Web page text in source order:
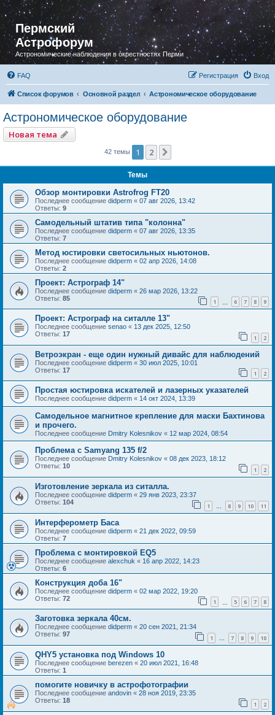
Пермский
Астрофорум
Астрономические наблюдения в окрестностях Перми
FAQ Вход
Регистрация
Список форумов Основной раздел Астрономическое оборудование
Астрономическое оборудование
Новая тема
42 темы 1 2
Темы
Обзор монтировки Astrofrog FT20
Последнее сообщение didperm « 07 авг 2026, 13:42
Ответы: 9
Самодельный штатив типа "колонна"
Последнее сообщение didperm « 07 авг 2026, 13:35
Ответы: 7
Метод юстировки светосильных ньютонов.
Последнее сообщение didperm « 02 апр 2026, 14:08
Ответы: 2
Проект: Астрограф 14"
Последнее сообщение didperm « 26 мар 2026, 13:22
Ответы: 85 1 6 7 8 9
Проект: Астрограф на ситалле 13"
Последнее сообщение senao « 13 дек 2025, 12:50
Ответы: 17 1 2
Ветроэкран - еще один нужный дивайс для наблюдений
Последнее сообщение didperm « 30 июл 2025, 10:01
Ответы: 17 1 2
Простая юстировка искателей и лазерных указателей
Последнее сообщение didperm « 14 окт 2024, 13:39
Самодельное магнитное крепление для маски Бахтинова
и прочего.
Последнее сообщение Dmitry Kolesnikov « 12 мар 2024, 08:54
Проблема с Samyang 135 f/2
Последнее сообщение Dmitry Kolesnikov « 08 дек 2023, 18:12
Ответы: 10 1 2
Изготовление зеркала из ситалла.
Последнее сообщение didperm « 29 янв 2023, 23:37
Ответы: 104 1 … 8 9 10 11
Интерферометр Баса
Последнее сообщение didperm « 21 дек 2022, 09:59
Ответы: 7
Проблема с монтировкой EQ5
Последнее сообщение alexchuk « 16 апр 2022, 14:23
Ответы: 6
Конструкция доба 16"
Последнее сообщение didperm « 02 мар 2022, 19:20
Ответы: 72 1 5 6 7 8
Заготовка зеркала 40см.
Последнее сообщение didperm « 20 сен 2021, 21:34
Ответы: 97 1 … 7 8 9 10
QHY5 установка под Windows 10
Последнее сообщение berezen « 20 июл 2021, 16:48
Ответы: 1
помогите новичку в астрофотографии
Последнее сообщение andovin « 28 ноя 2019, 23:35
Ответы: 18 1 2